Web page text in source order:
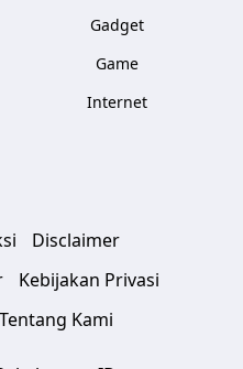
Gadget
Game
Internet
Disclaimer
Kebijakan Privasi
Tentang Kami